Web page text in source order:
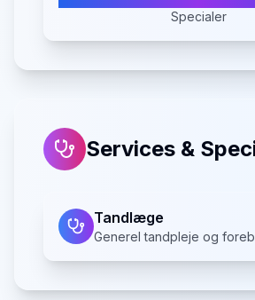
Specialer
Services &
Tandlæge
Generel tandpleje og